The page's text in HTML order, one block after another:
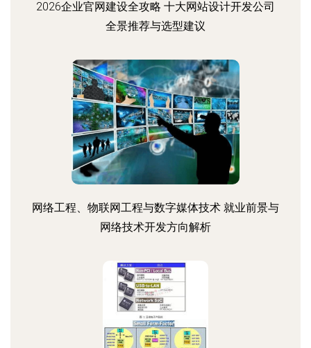
2026企业官网建设全攻略 十大网站设计开发公司
全景推荐与选型建议
网络工程、物联网工程与数字媒体技术 就业前景与
网络技术开发方向解析